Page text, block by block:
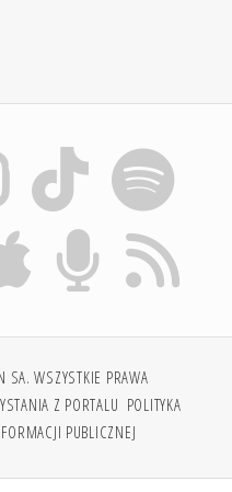
WSZYSTKIE PRAWA
Z PORTALU POLITYKA
PUBLICZNEJ